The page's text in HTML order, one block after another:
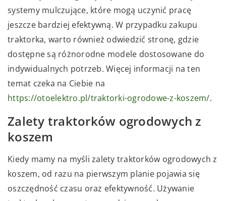
systemy mulczujące, które mogą uczynić pracę
jeszcze bardziej efektywną. W przypadku zakupu
traktorka, warto również odwiedzić stronę, gdzie
dostępne są różnorodne modele dostosowane do
indywidualnych potrzeb. Więcej informacji na ten
temat czeka na Ciebie na
https://otoelektro.pl/traktorki-ogrodowe-z-koszem/.
Zalety traktorków ogrodowych z
koszem
Kiedy mamy na myśli zalety traktorków ogrodowych z
koszem, od razu na pierwszym planie pojawia się
oszczędność czasu oraz efektywność. Używanie